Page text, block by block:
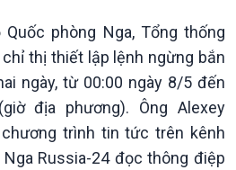
phòng Nga, Tổng thống
thị thiết lập lệnh ngừng bắn
ngày, từ 00:00 ngày 8/5 đến
địa phương). Ông Alexey
trình tin tức trên kênh
Russia-24 đọc thông điệp